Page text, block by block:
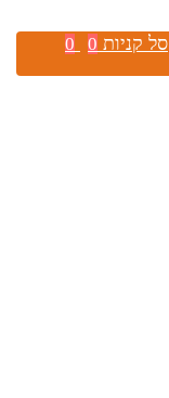
סל קניות 0
0